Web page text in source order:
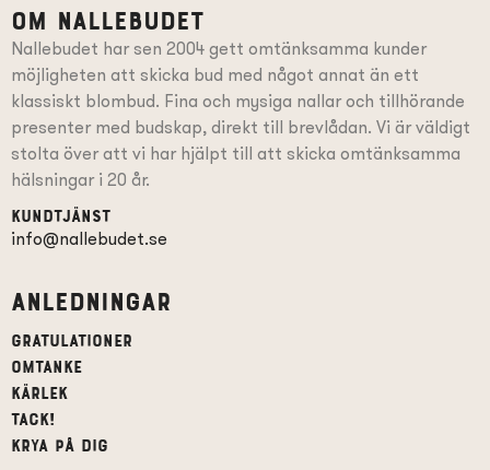
Om Nallebudet
Nallebudet har sen 2004 gett omtänksamma kunder
möjligheten att skicka bud med något annat än ett
klassiskt blombud. Fina och mysiga nallar och tillhörande
presentermed budskap, direkt till brevlådan. Vi är väldigt
stolta över att vi har hjälpt till att skicka omtänksamma
hälsningar i 20 år.
Kundtjänst
info@nallebudet.se
Anledningar
Gratulationer
Omtanke
Kärlek
Tack!
Krya på dig